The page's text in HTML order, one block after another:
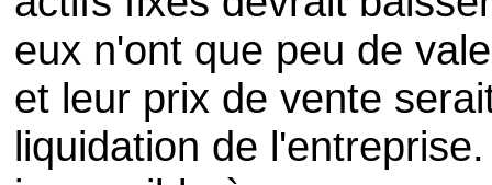
eux n'ont que peu de
et leur prix de vente
liquidation de